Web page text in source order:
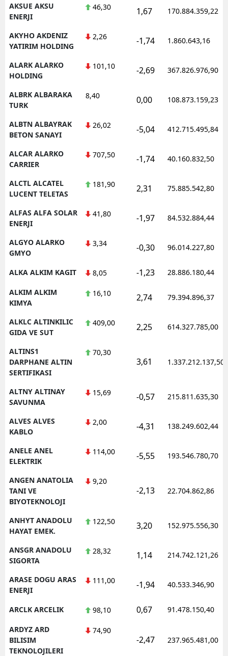
AKSUE AKSU
ENERJI
46,30 1,67 170.884.359,22
AKYHO AKDENIZ
YATIRIM HOLDING
2,26 -1,74 1.860.643,16
ALARK ALARKO
HOLDING
101,10 -2,69 367.826.976,90
ALBRK ALBARAKA
TURK
8,40 0,00 108.873.159,23
ALBTN ALBAYRAK
BETON SANAYI
26,02 -5,04 412.715.495,84
ALCAR ALARKO
CARRIER
707,50 -1,74 40.160.832,50
ALCTL ALCATEL
LUCENT TELETAS
181,90 2,31 75.885.542,80
ALFAS ALFA SOLAR
ENERJI
41,80 -1,97 84.532.884,44
ALGYO ALARKO
GMYO
3,34 -0,30 96.014.227,80
ALKA ALKIM KAGIT 8,05 -1,23 28.886.180,44
ALKIM ALKIM
KIMYA
16,10 2,74 79.394.896,37
ALKLC ALTINKILIC
GIDA VE SUT
409,00 2,25 614.327.785,00
ALTINS1
DARPHANE ALTIN
SERTIFIKASI
70,30
3,61 1.337.212.137,50
ALTNY ALTINAY
SAVUNMA
15,69 -0,57 215.811.635,30
ALVES ALVES
KABLO
2,00 -4,31 138.249.602,44
ANELE ANEL
ELEKTRIK
114,00 -5,55 193.546.780,70
ANGEN ANATOLIA
TANI VE
BIYOTEKNOLOJI
9,20
-2,13 22.704.862,86
ANHYT ANADOLU
HAYAT EMEK.
122,50 3,20 152.975.556,30
ANSGR ANADOLU
SIGORTA
28,32 1,14 214.742.121,26
ARASE DOGU ARAS
ENERJI
111,00 -1,94 40.533.346,90
ARCLK ARCELIK 98,10 0,67 91.478.150,40
ARDYZ ARD
BILISIM
TEKNOLOJILERI
74,90
-2,47 237.965.481,00